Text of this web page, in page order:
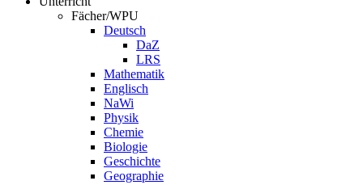
Fächer/WPU
Deutsch
DaZ
LRS
Mathematik
Englisch
NaWi
Physik
Chemie
Biologie
Geschichte
Geographie